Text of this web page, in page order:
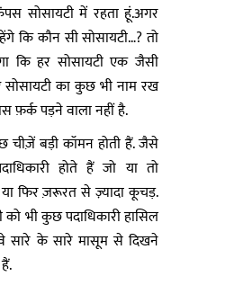
सोसायटी में रहता हूं.अगर
कि कौन सी सोसायटी…? तो
कि हर सोसायटी एक जैसी
सोसायटी का कुछ भी नाम रख
फ़र्क पड़ने वाला नहीं है.
चीज़ें बड़ी कॉमन होती हैं. जैसे
होते हैं जो या तो
फिर ज़रूरत से ज़्यादा कूचड़.
को भी कुछ पदाधिकारी हासिल
सारे के सारे मासूम से दिखने